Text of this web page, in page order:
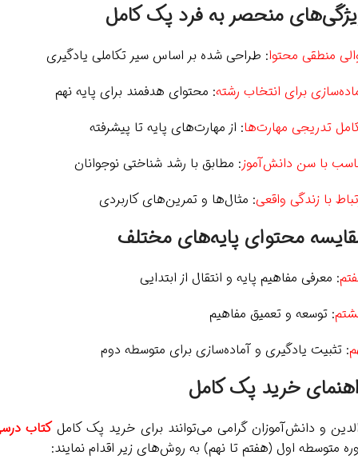
منحصر به فرد پک کامل
منطقی محتوا: طراحی شده بر اساس سیر تکاملی یادگیری
برای انتخاب رشته: محتوای هدفمند برای پایه نهم
تدریجی مهارت‌ها: از مهارت‌های پایه تا پیشرفته
با سن دانش‌آموز: مطابق با رشد شناختی نوجوانان
با زندگی واقعی: مثال‌ها و تمرین‌های کاربردی
محتوای پایه‌های مختلف
: معرفی مفاهیم پایه و انتقال از ابتدایی
: توسعه و تعمیق مفاهیم
: تثبیت یادگیری و آماده‌سازی برای متوسطه دوم
خرید پک کامل
و دانش‌آموزان گرامی می‌توانند برای خرید پک کاملکتاب
متوسطه اول (هفتم تا نهم) به روش‌های زیر اقدام نمایند: